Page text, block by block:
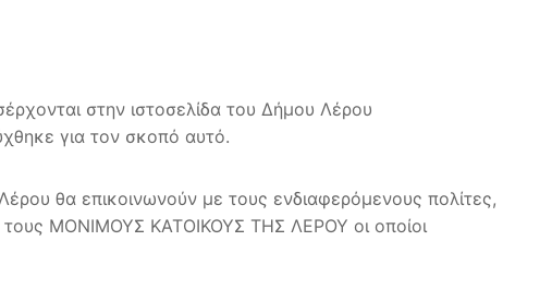
στην ιστοσελίδα του Δήμου Λέρου
για τον σκοπό αυτό.
θα επικοινωνούν με τους ενδιαφερόμενους πολίτες,
τους ΜΟΝΙΜΟΥΣ ΚΑΤΟΙΚΟΥΣ ΤΗΣ ΛΕΡΟΥ οι οποίοι